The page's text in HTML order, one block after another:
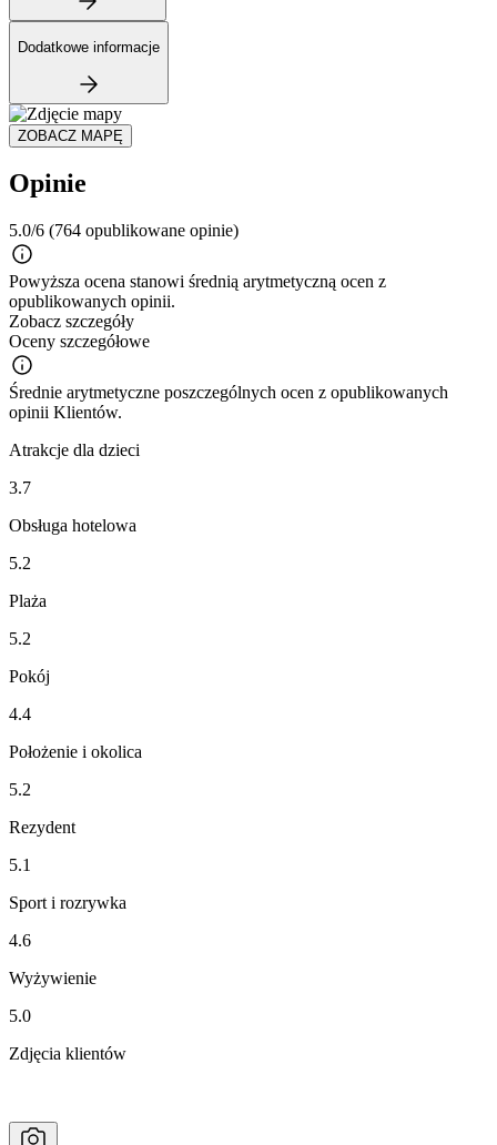
Dodatkowe informacje
ZOBACZ MAPĘ
Opinie
5.0/6 (764 opublikowane opinie)
Powyższa ocena stanowi średnią arytmetyczną ocen z
opublikowanych opinii.
Zobacz szczegóły
Oceny szczegółowe
Średnie arytmetyczne poszczególnych ocen z opublikowanych
opinii Klientów.
Atrakcje dla dzieci
3.7
Obsługa hotelowa
5.2
Plaża
5.2
Pokój
4.4
Położenie i okolica
5.2
Rezydent
5.1
Sport i rozrywka
4.6
Wyżywienie
5.0
Zdjęcia klientów